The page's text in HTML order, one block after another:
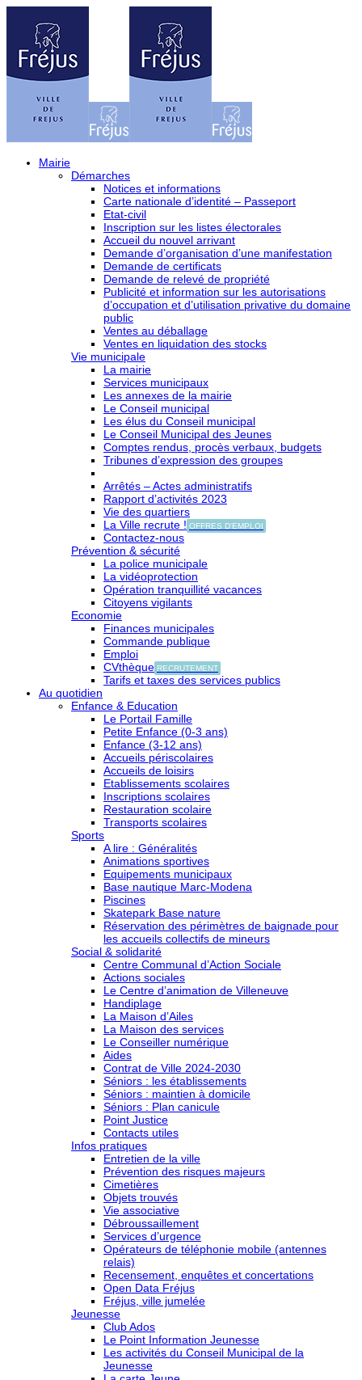
Mairie
Démarches
Notices et informations
Carte nationale d’identité – Passeport
Etat-civil
Inscription sur les listes électorales
Accueil du nouvel arrivant
Demande d’organisation d’une manifestation
Demande de certificats
Demande de relevé de propriété
Publicité et information sur les autorisations
d’occupation et d’utilisation privative du domaine
public
Ventes au déballage
Ventes en liquidation des stocks
Vie municipale
La mairie
Services municipaux
Les annexes de la mairie
Le Conseil municipal
Les élus du Conseil municipal
Le Conseil Municipal des Jeunes
Comptes rendus, procès verbaux, budgets
Tribunes d’expression des groupes
Arrêtés – Actes administratifs
Rapport d’activités 2023
Vie des quartiers
La Ville recrute ! OFFRES D'EMPLOI
Contactez-nous
Prévention & sécurité
La police municipale
La vidéoprotection
Opération tranquillité vacances
Citoyens vigilants
Economie
Finances municipales
Commande publique
Emploi
CVthèque RECRUTEMENT
Tarifs et taxes des services publics
Au quotidien
Enfance & Education
Le Portail Famille
Petite Enfance (0-3 ans)
Enfance (3-12 ans)
Accueils périscolaires
Accueils de loisirs
Etablissements scolaires
Inscriptions scolaires
Restauration scolaire
Transports scolaires
Sports
A lire : Généralités
Animations sportives
Equipements municipaux
Base nautique Marc-Modena
Piscines
Skatepark Base nature
Réservation des périmètres de baignade pour
les accueils collectifs de mineurs
Social & solidarité
Centre Communal d’Action Sociale
Actions sociales
Le Centre d’animation de Villeneuve
Handiplage
La Maison d’Ailes
La Maison des services
Le Conseiller numérique
Aides
Contrat de Ville 2024-2030
Séniors : les établissements
Séniors : maintien à domicile
Séniors : Plan canicule
Point Justice
Contacts utiles
Infos pratiques
Entretien de la ville
Prévention des risques majeurs
Cimetières
Objets trouvés
Vie associative
Débroussaillement
Services d’urgence
Opérateurs de téléphonie mobile (antennes
relais)
Recensement, enquêtes et concertations
Open Data Fréjus
Fréjus, ville jumelée
Jeunesse
Club Ados
Le Point Information Jeunesse
Les activités du Conseil Municipal de la
Jeunesse